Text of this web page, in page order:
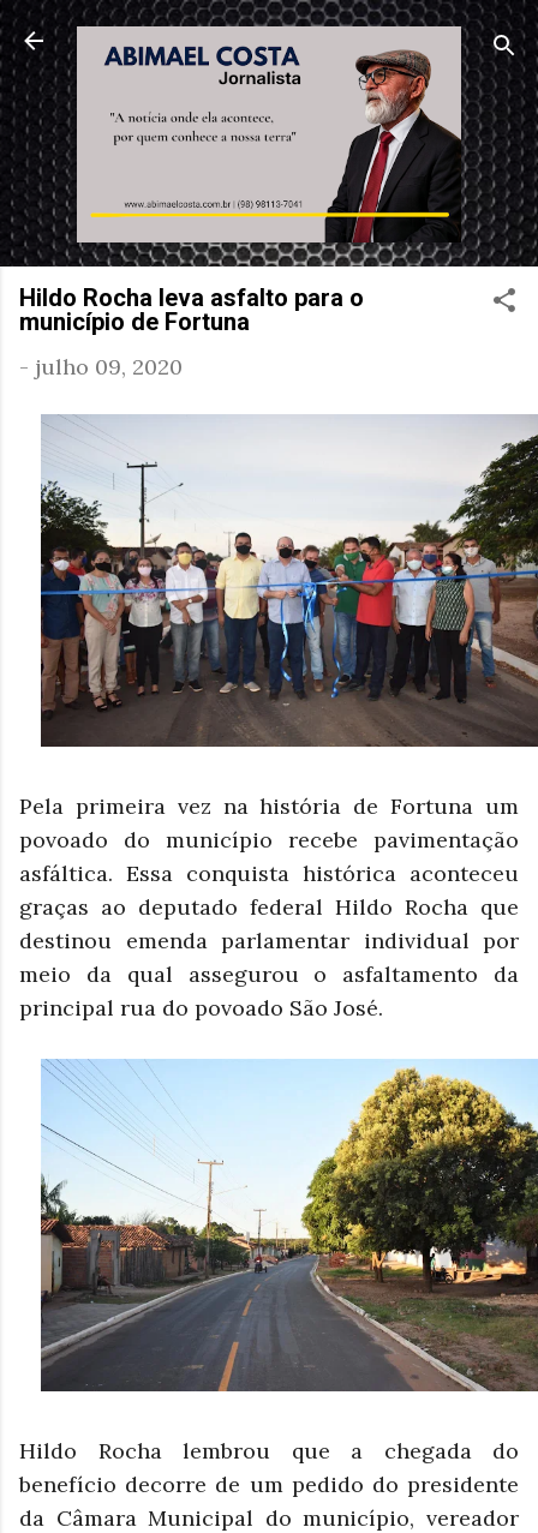
Pular para o conteúdo principal
Hildo Rocha leva asfalto para o
município de Fortuna
- julho 09, 2020
Pela primeira vez na história de Fortuna um
povoado do município recebe pavimentação
asfáltica. Essa conquista histórica aconteceu
graças ao deputado federal Hildo Rocha que
destinou emenda parlamentar individual por
meio da qual assegurou o asfaltamento da
principal rua do povoado São José.
Hildo Rocha lembrou que a chegada do
benefício decorre de um pedido do presidente
da Câmara Municipal do município, vereador